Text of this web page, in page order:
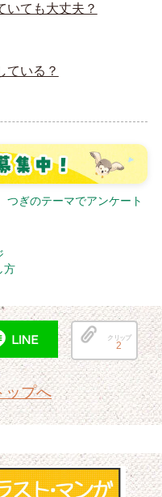
いても大丈夫？
ている？
つぎのテーマでアンケート
方
クリップ
2
ップへ